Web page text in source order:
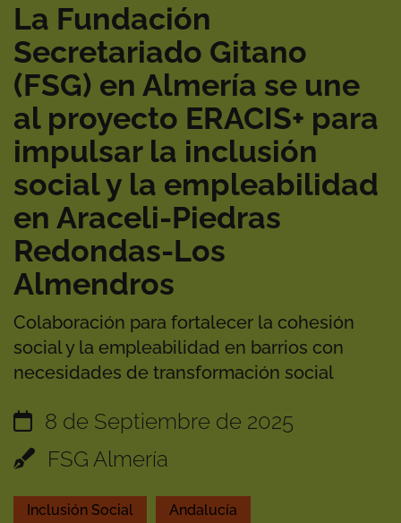
La Fundación
Secretariado Gitano
(FSG) en Almería se une
al proyecto ERACIS+ para
impulsar la inclusión
social y la empleabilidad
en Araceli-Piedras
Redondas-Los
Almendros
Colaboración para fortalecer la cohesión
social y la empleabilidad en barrios con
necesidades de transformación social
8 de Septiembre de 2025
FSG Almería
Inclusión Social Andalucía